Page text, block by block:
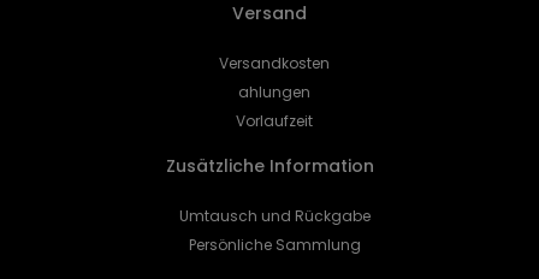
Versand
Versandkosten
ahlungen
Vorlaufzeit
Zusätzliche Information
Umtausch und Rückgabe
Persönliche Sammlung